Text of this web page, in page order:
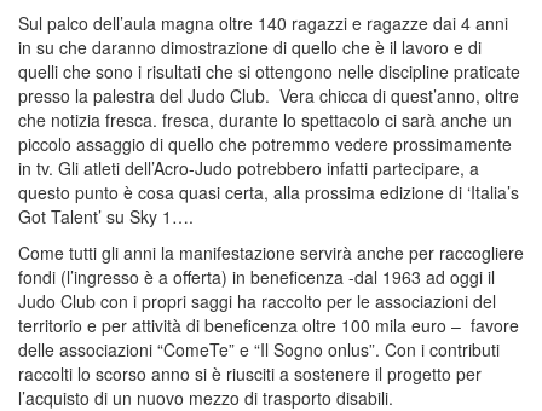
Sul palco dell’aula magna oltre 140 ragazzi e ragazze dai 4 anni
in su che daranno dimostrazione di quello che è il lavoro e di
quelli che sono i risultati che si ottengono nelle discipline praticate
presso la palestra del Judo Club. Vera chicca di quest’anno, oltre
che notizia fresca. fresca, durante lo spettacolo ci sarà anche un
piccolo assaggio di quello che potremmo vedere prossimamente
in tv. Gli atleti dell’Acro-Judo potrebbero infatti partecipare, a
questo punto è cosa quasi certa, alla prossima edizione di ‘Italia’s
Got Talent’ su Sky 1….
Come tutti gli anni la manifestazione servirà anche per raccogliere
fondi (l’ingresso è a offerta) in beneficenza -dal 1963 ad oggi il
Judo Club con i propri saggi ha raccolto per le associazioni del
territorio e per attività di beneficenza oltre 100 mila euro – favore
delle associazioni “ComeTe” e “Il Sogno onlus”. Con i contributi
raccolti lo scorso anno si è riusciti a sostenere il progetto per
l’acquisto di un nuovo mezzo di trasporto disabili.